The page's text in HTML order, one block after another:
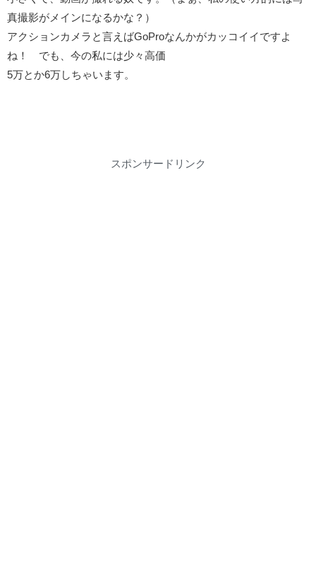
真撮影がメインになるかな？）
アクションカメラと言えばGoProなんかがカッコイイですよ
ね！ でも、今の私には少々高価
5万とか6万しちゃいます。
スポンサードリンク